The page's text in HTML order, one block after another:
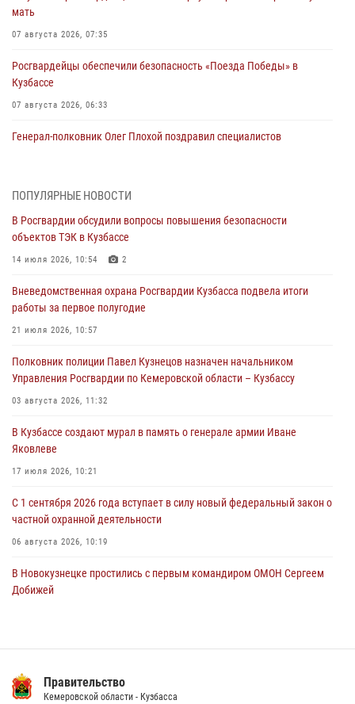
мать
07 августа 2026, 07:35
Росгвардейцы обеспечили безопасность «Поезда Победы» в
Кузбассе
07 августа 2026, 06:33
Генерал-полковник Олег Плохой поздравил специалистов
07 августа 2026, 05:32
С 1 сентября 2026 года вступает в силу новый федеральный закон о
частной охранной деятельности
06 августа 2026, 10:19
Росгвардейцы задержали предполагаемого виновника причинения
ножевого ранения кемеровчанину
06 августа 2026, 09:18
Росгвардейцы задержали мужчину, повредившего имущество
горожанки
06 августа 2026, 08:17
Росгвардейцы пресекли противоправные действия и защитили
новокузнечанку от агрессивного знакомого
06 августа 2026, 07:16
ПОПУЛЯРНЫЕ НОВОСТИ
В Росгвардии обсудили вопросы повышения безопасности
объектов ТЭК в Кузбассе
14 июля 2026, 10:54 2
Вневедомственная охрана Росгвардии Кузбасса подвела итоги
работы за первое полугодие
21 июля 2026, 10:57
Полковник полиции Павел Кузнецов назначен начальником
Управления Росгвардии по Кемеровской области – Кузбассу
03 августа 2026, 11:32
В Кузбассе создают мурал в память о генерале армии Иване
Яковлеве
17 июля 2026, 10:21
С 1 сентября 2026 года вступает в силу новый федеральный закон о
частной охранной деятельности
06 августа 2026, 10:19
В Новокузнецке простились с первым командиром ОМОН Сергеем
Добижей
14 июля 2026, 08:52 1
Правительство
Кемеровской области - Кузбасса